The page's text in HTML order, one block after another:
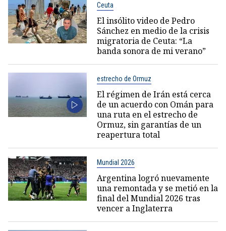
Ceuta
El insólito video de Pedro
Sánchez en medio de la crisis
migratoria de Ceuta: “La
banda sonora de mi verano”
estrecho de Ormuz
El régimen de Irán está cerca
de un acuerdo con Omán para
una ruta en el estrecho de
Ormuz, sin garantías de un
reapertura total
Mundial 2026
Argentina logró nuevamente
una remontada y se metió en la
final del Mundial 2026 tras
vencer a Inglaterra